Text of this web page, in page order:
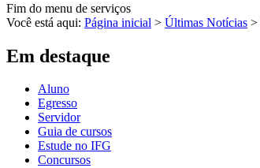
Fim do menu de serviços
Você está aqui: Página inicial > Últimas Notícias >
Em destaque
Aluno
Egresso
Servidor
Guia de cursos
Estude no IFG
Concursos